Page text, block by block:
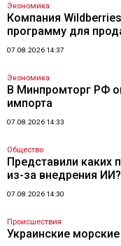
Экономика
Компания
программу для
07.08.2026 14:37
Экономика
В Минпромторг РФ
импорта
07.08.2026 14:33
Общество
Представили каких
из-за внедрения ИИ?
07.08.2026 14:30
Происшествия
Украинские